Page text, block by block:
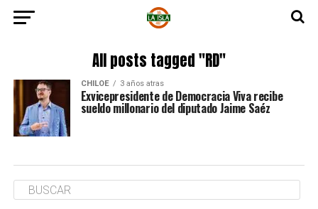
All posts tagged "RD"
CHILOE 3 años atras
Exvicepresidente de Democracia Viva recibe
sueldo millonario del diputado Jaime Saéz